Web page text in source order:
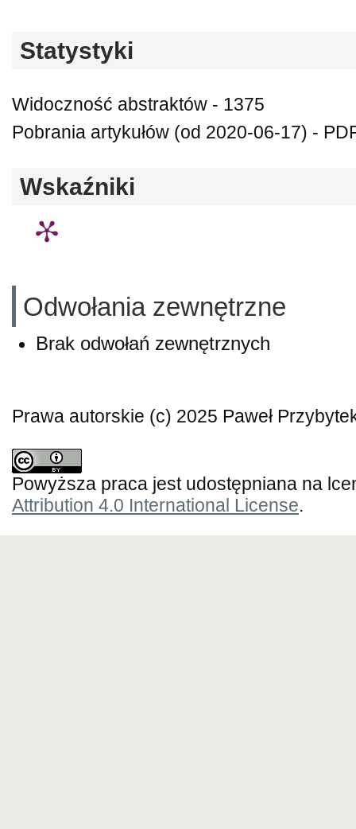
Statystyki
Widoczność abstraktów - 1375
Pobrania artykułów (od 2020-06-17) -
Wskaźniki
Odwołania zewnętrzne
Brak odwołań zewnętrznych
Prawa autorskie (c) 2025 Paweł
Powyższa praca jest udostępniana na
Attribution 4.0 International License.